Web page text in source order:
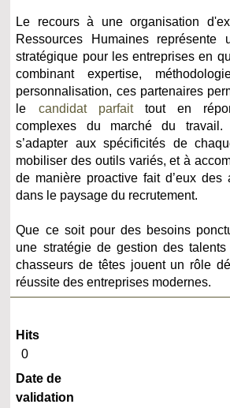
Le recours à une organisation
Ressources Humaines représente
stratégique pour les entreprises en
combinant expertise,
personnalisation, ces partenaires
le candidat parfaittout en
complexes du marché du
s’adapter aux spécificités de
mobiliser des outils variés, et à
de manière proactive fait d’eux des
dans le paysage du recrutement.
Que ce soit pour des besoins
une stratégie de gestion des
chasseurs de têtes jouent un rôle
réussite des entreprises modernes.
Hits
0
Date de
validation